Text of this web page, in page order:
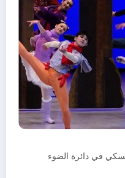
في دائرة الضوء